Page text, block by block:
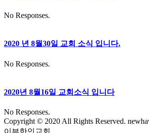
No Responses.
2020 년 8월30일 교회 소식 입니다.
No Responses.
2020년 8월16일 교회소식 입니다
No Responses.
Copyright © 2020 All Rights Reserved.